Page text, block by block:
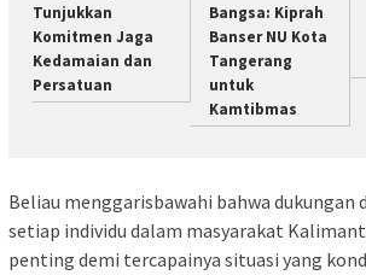
Tunjukkan
Komitmen Jaga
Kedamaian dan
Persatuan
Bangsa: Kiprah
Banser NU Kota
Tangerang
untuk
Kamtibmas
Beliau menggarisbawahi bahwa dukungan
setiap individu dalam masyarakat
penting demi tercapainya situasi yang